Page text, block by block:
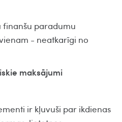
finanšu paradumu
- neatkarīgi no
maksājumi
ir kļuvuši par ikdienas